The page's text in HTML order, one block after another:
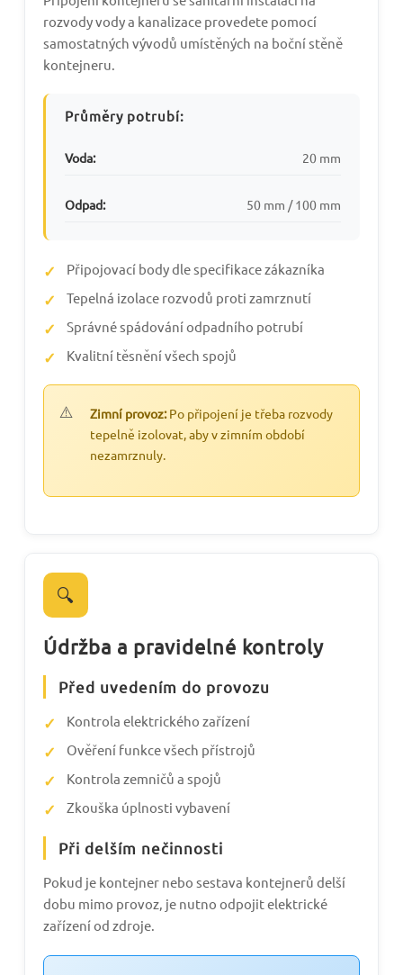
rozvody vody a kanalizace provedete pomocí
samostatných vývodů umístěných na boční stěně
kontejneru.
Průměry potrubí:
Voda: 20 mm
Odpad: 50 mm / 100 mm
Připojovací body dle specifikace zákazníka
Tepelná izolace rozvodů proti zamrznutí
Správné spádování odpadního potrubí
Kvalitní těsnění všech spojů
Zimní provoz:Po připojení je třeba rozvody
tepelně izolovat, aby v zimním období
nezamrznuly.
🔍
Údržba a pravidelné kontroly
Před uvedením do provozu
Kontrola elektrického zařízení
Ověření funkce všech přístrojů
Kontrola zemničů a spojů
Zkouška úplnosti vybavení
Při delším nečinnosti
Pokud je kontejner nebo sestava kontejnerů delší
dobu mimo provoz, je nutno odpojit elektrické
zařízení od zdroje.